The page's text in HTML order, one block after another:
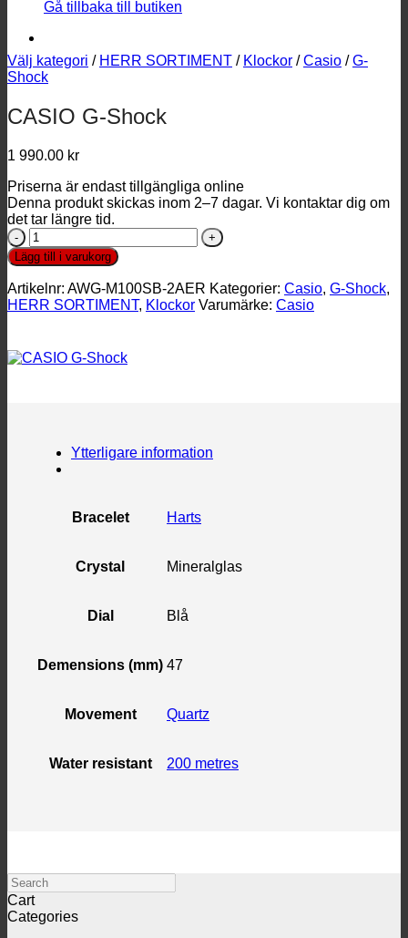
Gå tillbaka till butiken
Välj kategori / HERR SORTIMENT / Klockor / Casio / G-
Shock
CASIO G-Shock
1 990.00 kr
Priserna är endast tillgängliga online
Denna produkt skickas inom 2–7 dagar. Vi kontaktar dig om
det tar längre tid.
CASIO
G-
Shock
mängd
Lägg till i varukorg
Artikelnr: AWG-M100SB-2AER Kategorier: Casio, G-Shock,
HERR SORTIMENT, Klockor Varumärke: Casio
Ytterligare information
Bracelet Harts
Crystal Mineralglas
Dial Blå
Demensions (mm) 47
Movement Quartz
Water resistant 200 metres
Search
Cart
Categories